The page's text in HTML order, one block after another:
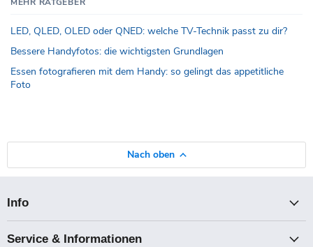
LED, QLED, OLED oder QNED: welche TV-Technik passt zu dir?
Bessere Handyfotos: die wichtigsten Grundlagen
Essen fotografieren mit dem Handy: so gelingt das appetitliche
Foto
Nach oben
Info
Service & Informationen